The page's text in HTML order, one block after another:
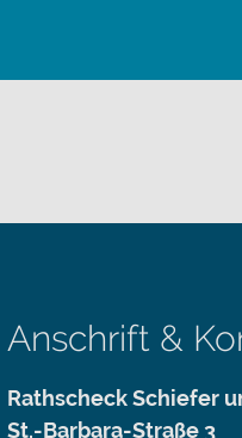
Anschrift &
Rathscheck Schiefer
St.-Barbara-Straße 3